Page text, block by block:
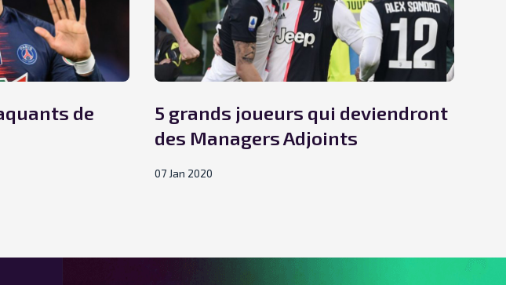
de
5 grands joueurs qui deviendront
des Managers Adjoints
07 Jan 2020